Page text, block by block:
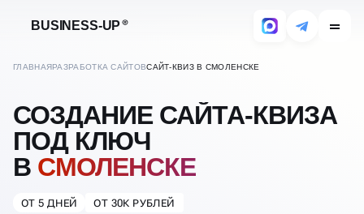
BUSINESS-UP
ГЛАВНАЯРАЗРАБОТКА САЙТОВСАЙТ-КВИЗ В СМОЛЕНСКЕ
СОЗДАНИЕ САЙТА-КВИЗА
ПОД КЛЮЧ
В СМОЛЕНСКЕ
ОТ 5 ДНЕЙ ОТ 30К РУБЛЕЙ